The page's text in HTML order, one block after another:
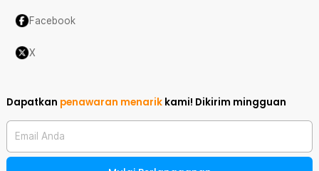
Facebook
X
Dapatkan penawaran menarik kami! Dikirim mingguan
Email Anda